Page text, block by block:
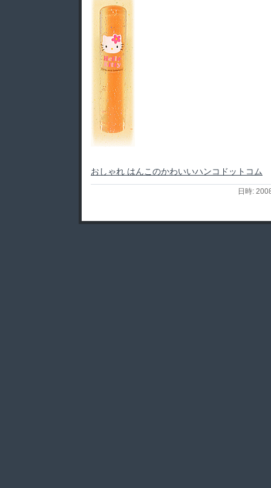
おしゃれ はんこのかわいいハンコドットコム
日時: